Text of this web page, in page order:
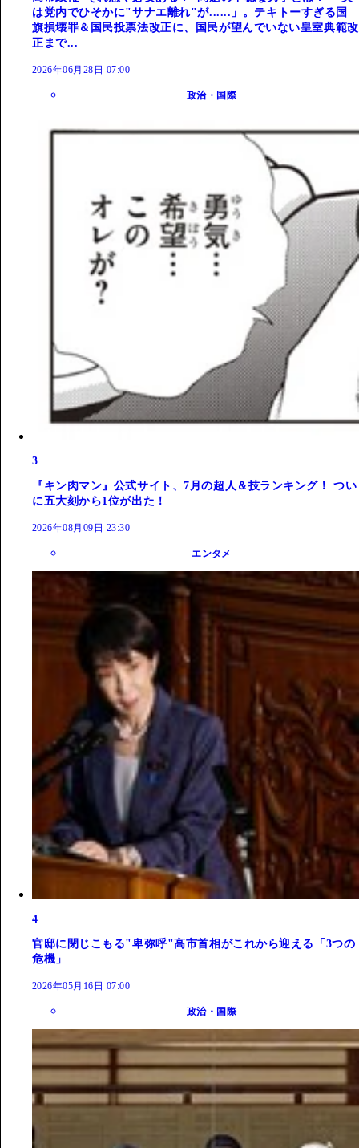
は党内でひそかに"サナエ離れ"が......」。テキトーすぎる国
旗損壊罪＆国民投票法改正に、国民が望んでいない皇室典範改
正まで...
2026年06月28日 07:00
政治・国際
3
『キン肉マン』公式サイト、7月の超人＆技ランキング！ つい
に五大刻から1位が出た！
2026年08月09日 23:30
エンタメ
4
官邸に閉じこもる"卑弥呼"高市首相がこれから迎える「3つの
危機」
2026年05月16日 07:00
政治・国際